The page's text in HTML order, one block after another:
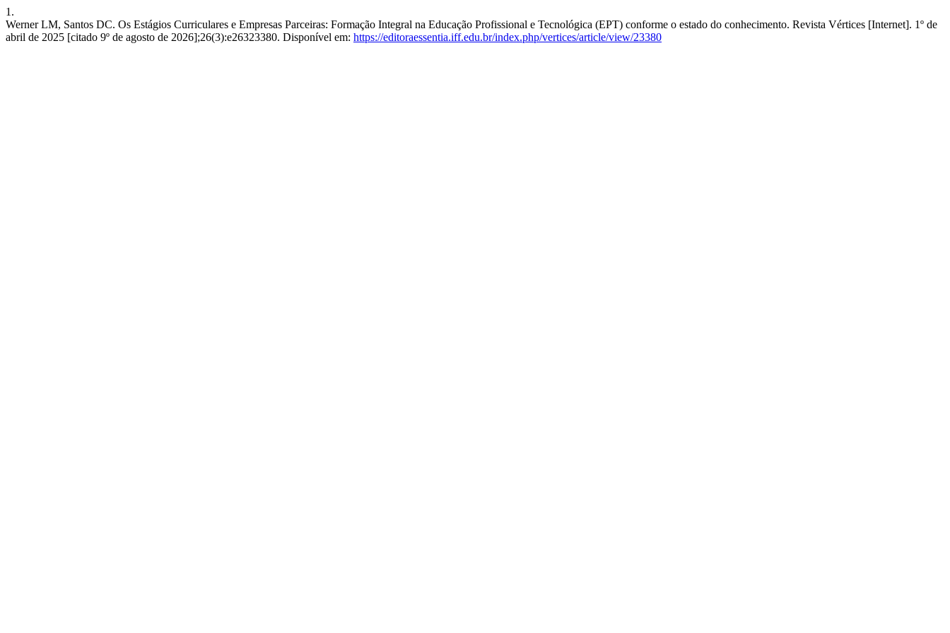
1.
Werner LM, Santos DC. Os Estágios Curriculares e Empresas Parceiras: Formação Integral na Educação Profissional e Tecnológica (EPT) conforme o estado do conhecimento. Revista Vértices [Internet]. 1º de
abril de 2025 [citado 9º de agosto de 2026];26(3):e26323380. Disponível em: https://editoraessentia.iff.edu.br/index.php/vertices/article/view/23380